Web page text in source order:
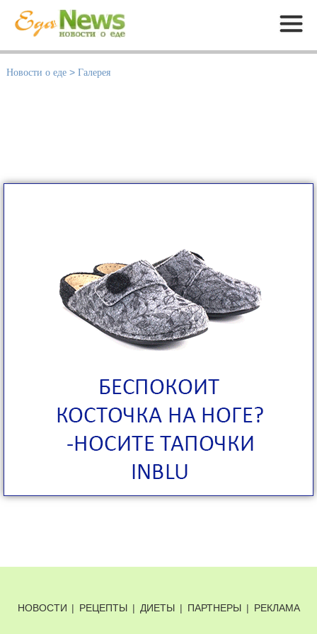
Меню
Новости о еде > Галерея
НОВОСТИ | РЕЦЕПТЫ | ДИЕТЫ | ПАРТНЕРЫ | РЕКЛАМА